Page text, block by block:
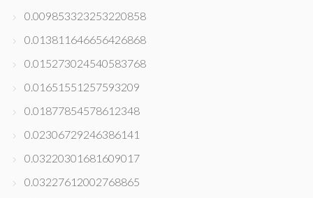
0.009853323253220858
0.013811646656426868
0.015273024540583768
0.01651551257593209
0.01877854578612348
0.02306729246386141
0.03220301681609017
0.03227612002768865